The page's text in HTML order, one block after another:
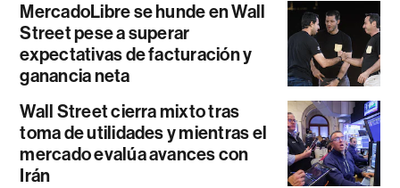
MercadoLibre se hunde en Wall
Street pese a superar
expectativas de facturación y
ganancia neta
Wall Street cierra mixto tras
toma de utilidades y mientras el
mercado evalúa avances con
Irán